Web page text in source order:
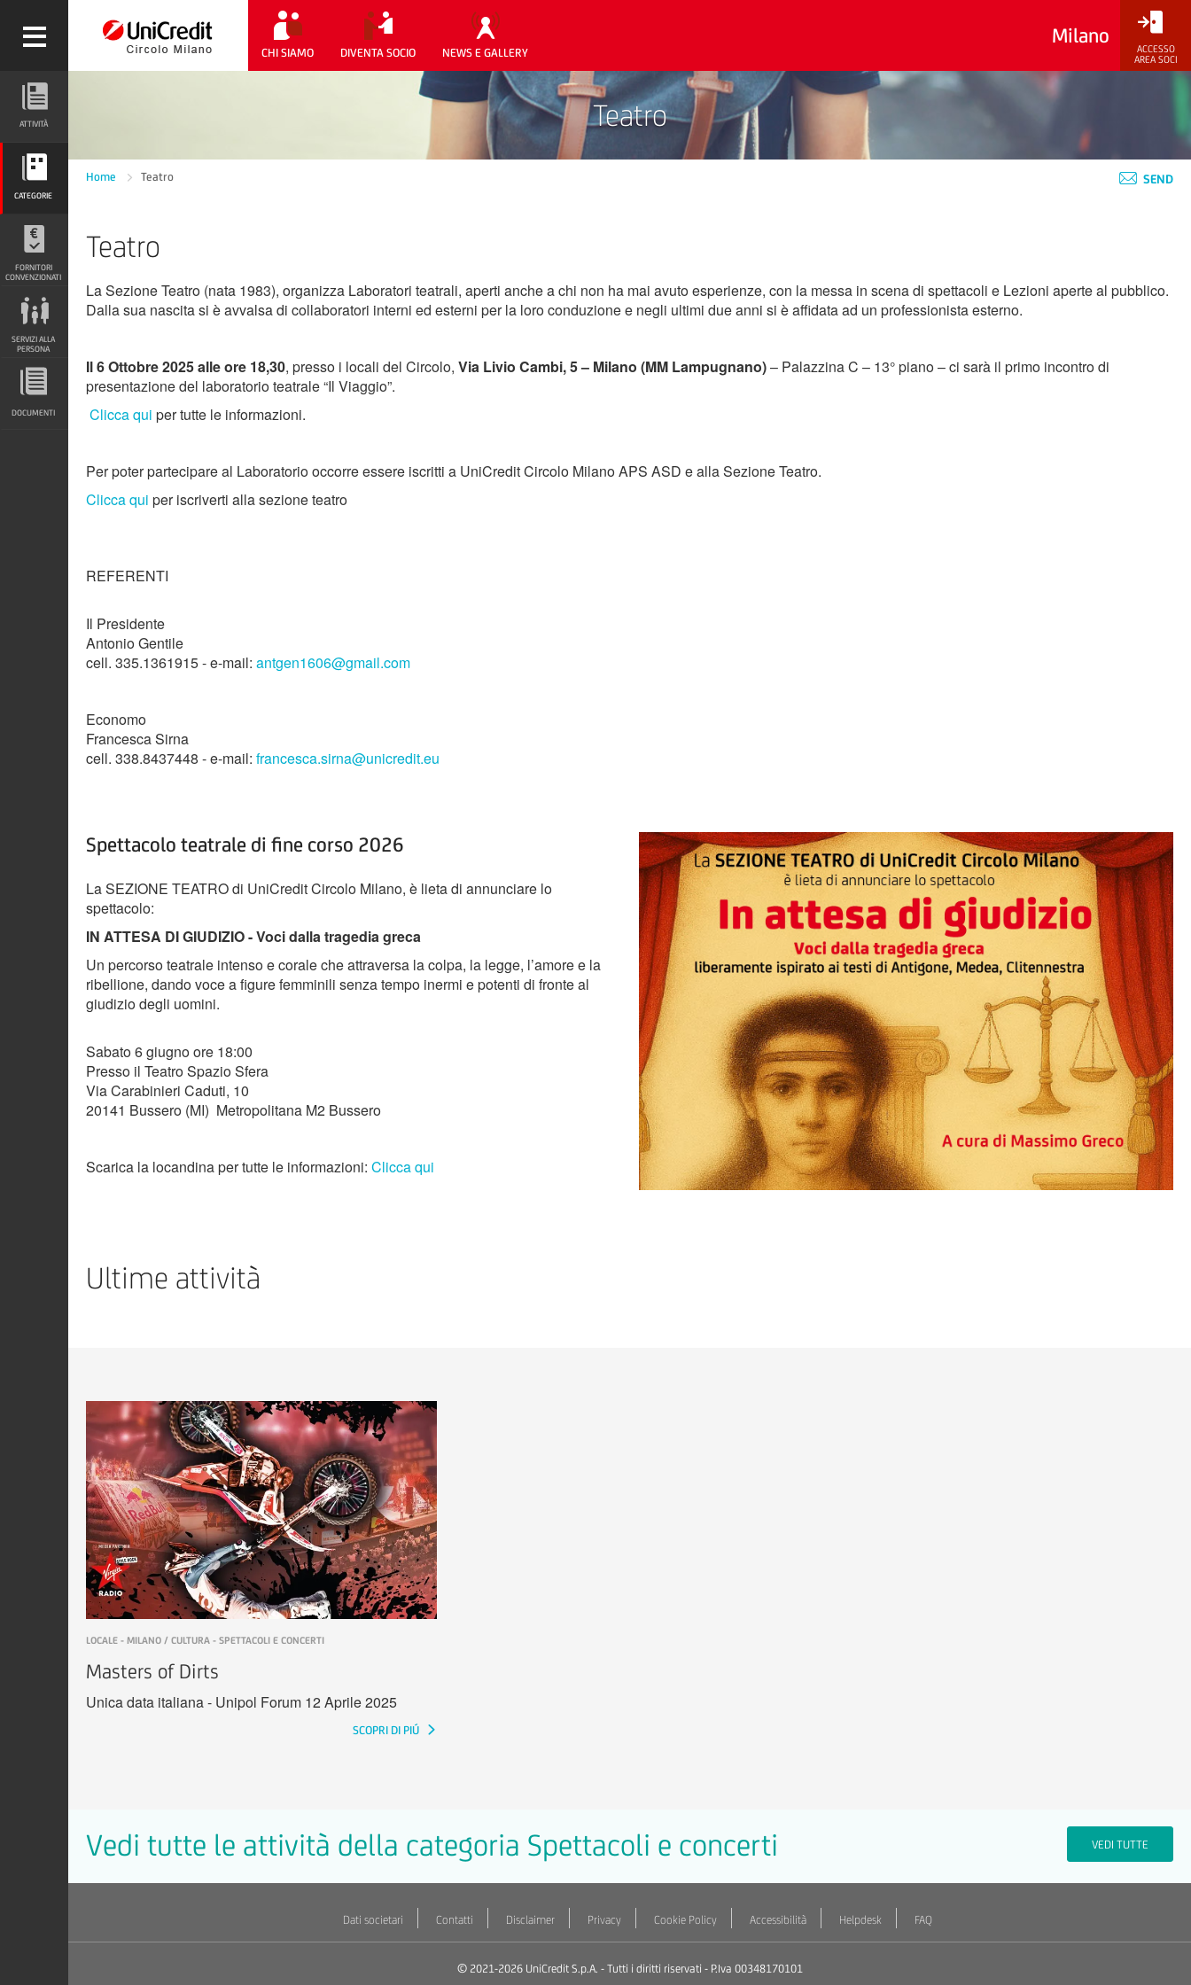
CHI SIAMO DIVENTA SOCIO NEWS E GALLERY
Milano
ACCESSO
AREA SOCI
ATTIVITÀ
CATEGORIE
CATEGORIE
FORNITORI
CONVENZIONATI
FORNITORI CONVENZIONATI
SERVIZI ALLA
PERSONA
SERVIZI ALLA PERSONA
DOCUMENTI
DOCUMENTI
Teatro
Home Teatro SEND
Teatro
La Sezione Teatro (nata 1983), organizza Laboratori teatrali, aperti anche a chi non ha mai avuto esperienze, con la messa in scena di spettacoli e Lezioni aperte al pubblico.
Dalla sua nascita si è avvalsa di collaboratori interni ed esterni per la loro conduzione e negli ultimi due anni si è affidata ad un professionista esterno.
Il 6 Ottobre 2025 alle ore 18,30, presso i locali del Circolo, Via Livio Cambi, 5 – Milano (MM Lampugnano)– Palazzina C – 13° piano – ci sarà il primo incontro di
presentazione del laboratorio teatrale “Il Viaggio”.
Clicca qui per tutte le informazioni.
Per poter partecipare al Laboratorio occorre essere iscritti a UniCredit Circolo Milano APS ASD e alla Sezione Teatro.
Clicca qui per iscriverti alla sezione teatro
REFERENTI
Il Presidente
Antonio Gentile
cell. 335.1361915 - e-mail: antgen1606@gmail.com
Economo
Francesca Sirna
cell. 338.8437448 - e-mail: francesca.sirna@unicredit.eu
Spettacolo teatrale di fine corso 2026
La SEZIONE TEATRO di UniCredit Circolo Milano, è lieta di annunciare lo
spettacolo:
IN ATTESA DI GIUDIZIO - Voci dalla tragedia greca
Un percorso teatrale intenso e corale che attraversa la colpa, la legge, l’amore e la
ribellione, dando voce a figure femminili senza tempo inermi e potenti di fronte al
giudizio degli uomini.
Sabato 6 giugno ore 18:00
Presso il Teatro Spazio Sfera
Via Carabinieri Caduti, 10
20141 Bussero (MI) Metropolitana M2 Bussero
Scarica la locandina per tutte le informazioni: Clicca qui
Ultime attività
LOCALE - MILANO / CULTURA - SPETTACOLI E CONCERTI
Masters of Dirts
Unica data italiana - Unipol Forum 12 Aprile 2025
SCOPRI DI PIÚ
Vedi tutte le attività della categoria Spettacoli e concerti VEDI TUTTE
Dati societari Contatti Disclaimer Privacy Cookie Policy Accessibilità Helpdesk FAQ
© 2021-2026 UniCredit S.p.A. - Tutti i diritti riservati - P.Iva 00348170101